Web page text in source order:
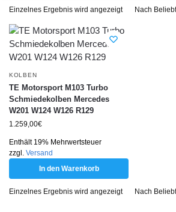
Einzelnes Ergebnis wird angezeigt
KOLBEN
TE Motorsport M103 Turbo
Schmiedekolben Mercedes
W201 W124 W126 R129
1.259,00€
Enthält 19% Mehrwertsteuer
zzgl. Versand
In den Warenkorb
Einzelnes Ergebnis wird angezeigt